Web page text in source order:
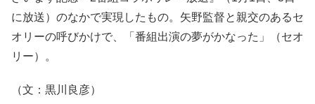
に放送）のなかで実現したもの。矢野監督と親交のあるセ
オリーの呼びかけで、「番組出演の夢がかなった」（セオ
リー）。
（文：黒川良彦）